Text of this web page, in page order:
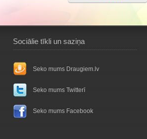
Sociālie tīkli un saziņa
Seko mums Draugiem.lv
Seko mums Twitterī
Seko mums Facebook